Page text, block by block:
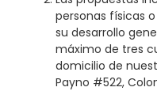
personas físicas
su desarrollo
máximo de tres
domicilio de
Payno #522,